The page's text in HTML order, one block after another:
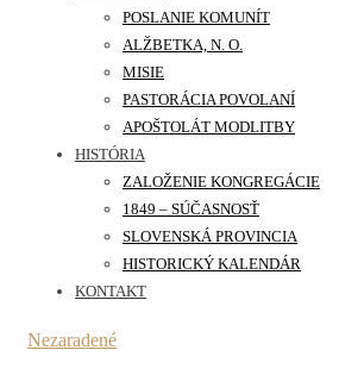
POSLANIE KOMUNÍT
ALŽBETKA, N. O.
MISIE
PASTORÁCIA POVOLANÍ
APOŠTOLÁT MODLITBY
HISTÓRIA
ZALOŽENIE KONGREGÁCIE
1849 – SÚČASNOSŤ
SLOVENSKÁ PROVINCIA
HISTORICKÝ KALENDÁR
KONTAKT
Nezaradené